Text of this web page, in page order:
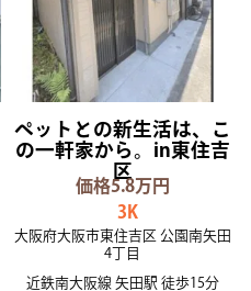
ペットとの新生活は、こ
の一軒家から。in東住吉
区
価格5.8万円
3K
大阪府大阪市東住吉区 公園南矢田
4丁目
近鉄南大阪線 矢田駅 徒歩15分